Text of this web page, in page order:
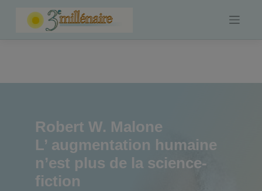
Robert W. Malone
L’ augmentation humaine
n’est plus de la science-
fiction